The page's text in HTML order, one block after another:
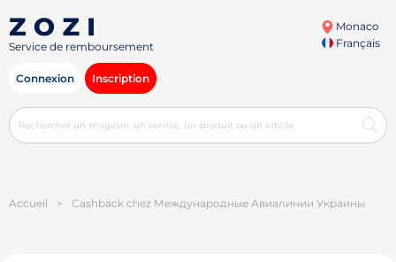
Service de remboursement
Monaco
Français
Connexion Inscription
Accueil > Cashback chez Международные Авиалинии Украины